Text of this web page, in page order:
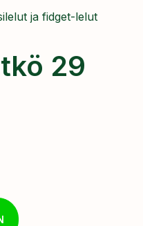
ja fidget-lelut
29